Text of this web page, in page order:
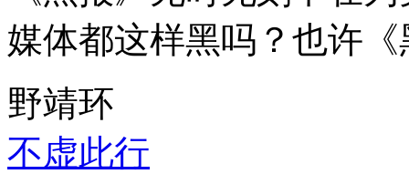
媒体都这样黑吗？也许
野靖环
不虚此行